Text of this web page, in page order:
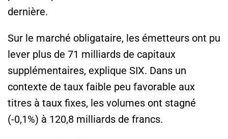
dernière.
Sur le marché obligataire, les émetteurs ont pu
lever plus de 71 milliards de capitaux
supplémentaires, explique SIX. Dans un
contexte de taux faible peu favorable aux
titres à taux fixes, les volumes ont stagné
(-0,1%) à 120,8 milliards de francs.